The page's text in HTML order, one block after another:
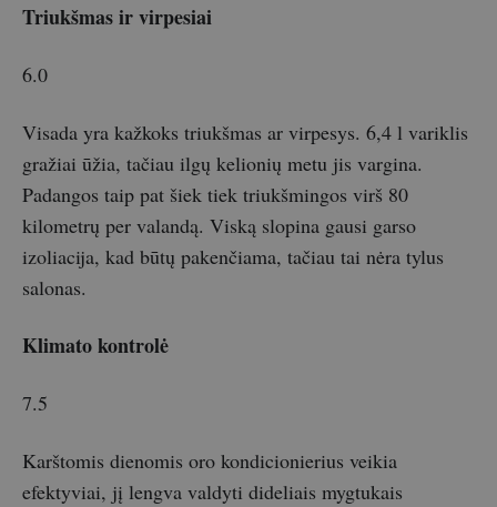
Triukšmas ir virpesiai
6.0
Visada yra kažkoks triukšmas ar virpesys. 6,4 l variklis
gražiai ūžia, tačiau ilgų kelionių metu jis vargina.
Padangos taip pat šiek tiek triukšmingos virš 80
kilometrų per valandą. Viską slopina gausi garso
izoliacija, kad būtų pakenčiama, tačiau tai nėra tylus
salonas.
Klimato kontrolė
7.5
Karštomis dienomis oro kondicionierius veikia
efektyviai, jį lengva valdyti dideliais mygtukais